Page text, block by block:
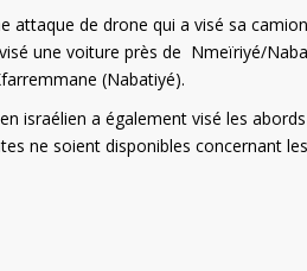
attaque de drone qui a visé sa
une voiture près de Nmeïriyé/
(Nabatiyé).
israélien a également visé les
ne soient disponibles concernant